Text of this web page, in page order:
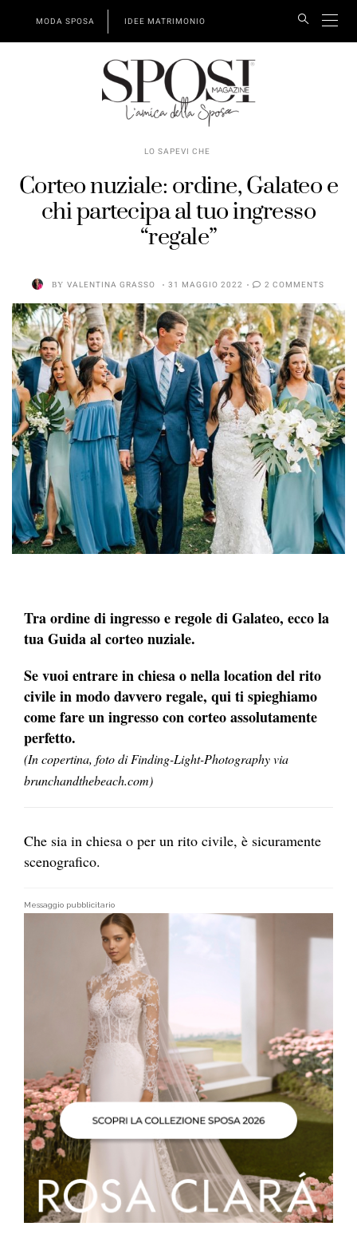
MODA SPOSA IDEE MATRIMONIO
LO SAPEVI CHE
Corteo nuziale: ordine, Galateo e
chi partecipa al tuo ingresso
“regale”
BY VALENTINA GRASSO 31 MAGGIO 2022 2 COMMENTS
Tra ordine di ingresso e regole di Galateo, ecco la
tua Guida al corteo nuziale.
Se vuoi entrare in chiesa o nella location del rito
civile in modo davvero regale, qui ti spieghiamo
come fare un ingresso con corteo assolutamente
perfetto.
(In copertina, foto di Finding-Light-Photography via
brunchandthebeach.com)
Che sia in chiesa o per un rito civile, è sicuramente
scenografico.
Messaggio pubblicitario